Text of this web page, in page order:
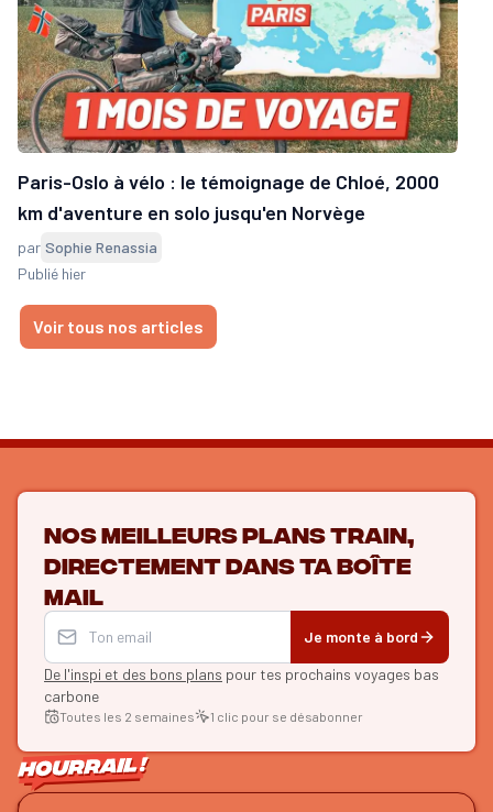
Paris-Oslo à vélo : le témoignage de Chloé, 2000
km d'aventure en solo jusqu'en Norvège
par Sophie Renassia
Publié hier
Voir tous nos articles
Nos meilleurs plans train,
directement dans ta boîte
mail
Je monte à bord
De l'inspi et des bons plans pour tes prochains voyages bas
carbone
Toutes les 2 semaines 1 clic pour se désabonner
ON SE SUIT ?